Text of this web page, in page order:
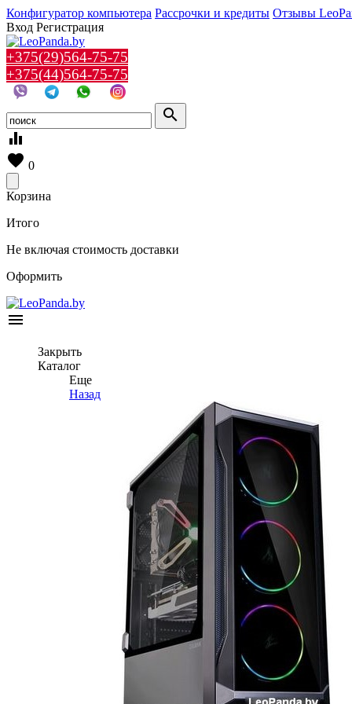
Конфигуратор компьютера Рассрочки и кредиты Отзывы
Вход Регистрация
+375(29)564-75-75
+375(44)564-75-75
search
equalizer
favorite 0
Корзина
Итого
Не включая стоимость доставки
Оформить
menu
Закрыть
Каталог
Еще
Назад